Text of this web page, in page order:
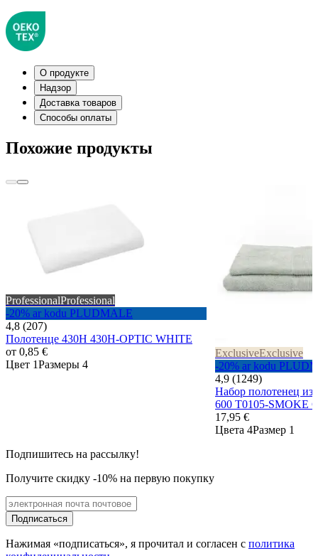
О продукте
Надзор
Доставка товаров
Способы оплаты
Похожие продукты
ProfessionalProfessional
-20% ar kodu PLUDMALE
4,8 (207)
Полотенце 430H 430H-OPTIC WHITE
от 0,85 €
Цвет 1Размеры 4
ExclusiveExclusive
-20% ar kodu
4,9 (1249)
Набор полотенец
600 T0105-SMOKE
17,95 €
Цвета 4Размер 1
Подпишитесь на рассылку!
Получите скидку -10% на первую покупку
Подписаться
Нажимая «подписаться», я прочитал и согласен с политика